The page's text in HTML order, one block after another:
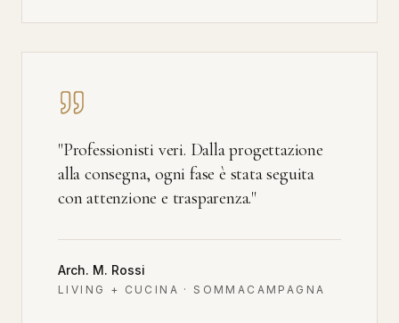
"Professionisti veri. Dalla progettazione
alla consegna, ogni fase è stata seguita
con attenzione e trasparenza."
Arch. M. Rossi
LIVING + CUCINA · SOMMACAMPAGNA